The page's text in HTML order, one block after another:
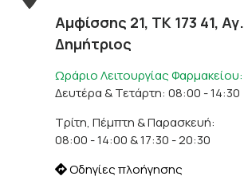
Αμφίσσης 21, ΤΚ 173 41, Αγ.
Δημήτριος
Ωράριο Λειτουργίας Φαρμακείου:
Δευτέρα & Τετάρτη: 08:00 - 14:30
Τρίτη, Πέμπτη & Παρασκευή:
08:00 - 14:00 & 17:30 - 20:30
Οδηγίες πλοήγησης